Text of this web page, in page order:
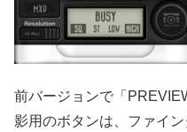
前バージョンで「
影用のボタンは、ファイ